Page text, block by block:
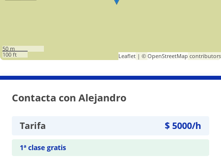
50 m
100 ft
Leaflet| © OpenStreetMap contributors
Contacta con Alejandro
Tarifa $ 5000/h
1ª clase gratis